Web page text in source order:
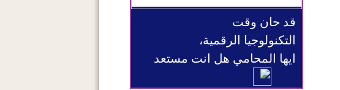
قد حان وقت
التكنولوجيا الرقمية،
ايها المحامي هل انت مستعد